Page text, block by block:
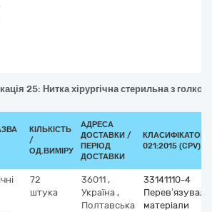
25: Нитка хірургічна стерильна з
КІЛЬКІСТЬ
/
ОД.ВИМІРУ
АДРЕСА
ДОСТАВКИ /
ПЕРІОД
ДОСТАВКИ
КЛАСИФІКАТОР
021:2015 (CPV)
72
штука
36011 ,
Україна ,
Полтавська
33141110-4
матеріали